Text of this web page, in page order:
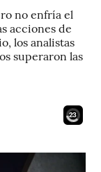
no enfría el
acciones de
los analistas
superaron las
21